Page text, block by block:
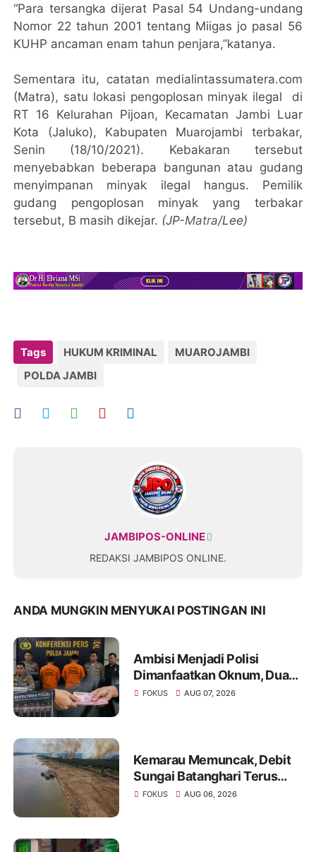
“Para tersangka dijerat Pasal 54 Undang-undang
Nomor 22 tahun 2001 tentang Miigas jo pasal 56
KUHP ancaman enam tahun penjara,”katanya.
Sementara itu, catatan medialintassumatera.com
(Matra), satu lokasi pengoplosan minyak ilegal di
RT 16 Kelurahan Pijoan, Kecamatan Jambi Luar
Kota (Jaluko), Kabupaten Muarojambi terbakar,
Senin (18/10/2021). Kebakaran tersebut
menyebabkan beberapa bangunan atau gudang
menyimpanan minyak ilegal hangus. Pemilik
gudang pengoplosan minyak yang terbakar
tersebut, B masih dikejar. (JP-Matra/Lee)
Tags HUKUM KRIMINAL
MUAROJAMBI
POLDA JAMBI
JAMBIPOS-ONLINE
REDAKSI JAMBIPOS ONLINE.
ANDA MUNGKIN MENYUKAI POSTINGAN INI
Ambisi Menjadi Polisi
Dimanfaatkan Oknum, Dua
Anggota Polda Jambi Diduga
FOKUS AUG 07, 2026
Kemarau Memuncak, Debit
Sungai Batanghari Terus
Menyusut, Jambi Hadapi
FOKUS AUG 06, 2026